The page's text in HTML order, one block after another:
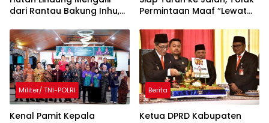
dari Rantau Bakung Inhu,
Permintaan Maaf “Lewat
Militer/ TNI-POLRI
Kenal Pamit Kepala
Berita
Ketua DPRD Kabupaten